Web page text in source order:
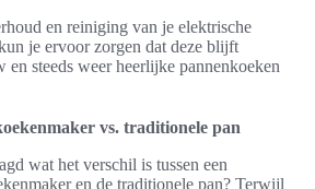
en reiniging van je elektrische
je ervoor zorgen dat deze blijft
en steeds weer heerlijke pannenkoeken
vs. traditionele pan
wat het verschil is tussen een
en de traditionele pan? Terwijl